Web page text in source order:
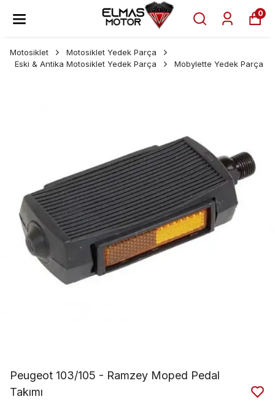
0
Motosiklet
Motosiklet Yedek Parça
Eski & Antika Motosiklet Yedek Parça
Mobylette Yedek Parça
Peugeot 103/105 - Ramzey Moped Pedal
Takımı